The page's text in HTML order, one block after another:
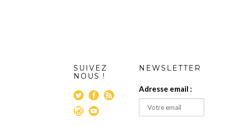
SUIVEZ
NOUS !
NEWSLETTER
Adresse email :